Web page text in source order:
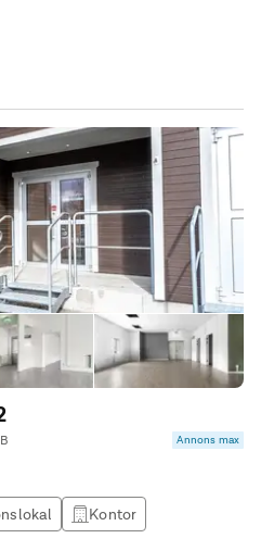
parkeringsplatser praktiskt
Annons max
Kontor